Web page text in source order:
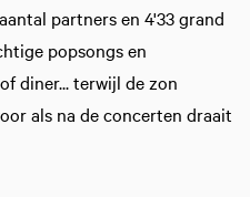
partners en 4'33 grand
popsongs en
diner... terwijl de zon
als na de concerten draait